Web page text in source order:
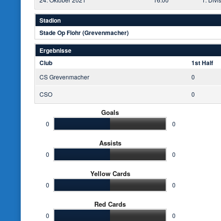
Stadion
Stade Op Flohr (Grevenmacher)
Ergebnisse
Club
1st Half
CS Grevenmacher 0
CSO 0
Goals
0 0
Assists
0 0
Yellow Cards
0 0
Red Cards
0 0